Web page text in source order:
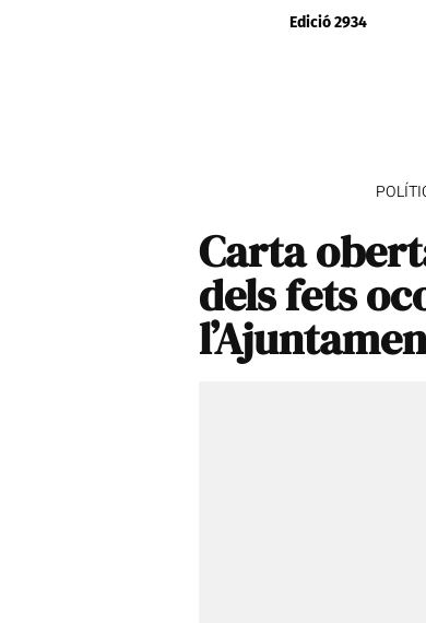
Edició 2934
Carta
dels fets